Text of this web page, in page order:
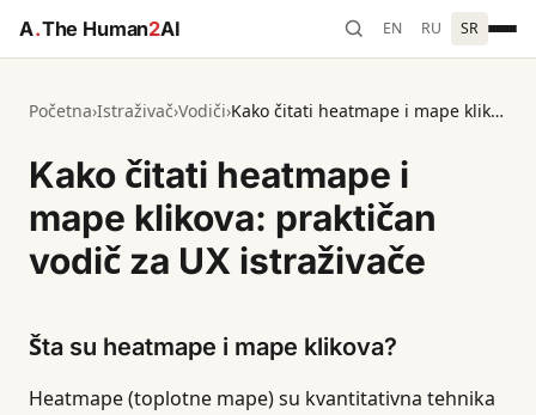
A.The Human2AI EN RU SR
Početna›Istraživač›Vodiči› Kako čitati heatmape i mape klikova: praktičan vodič za UX istraživače
Kako čitati heatmape i
mape klikova: praktičan
vodič za UX istraživače
Šta su heatmape i mape klikova?
Heatmape (toplotne mape) su kvantitativna tehnika